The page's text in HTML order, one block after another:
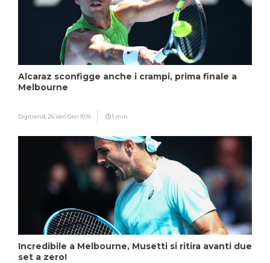
Alcaraz sconfigge anche i crampi, prima finale a
Melbourne
Digitrend, 26 Ven Gen 10:16 1 min
Incredibile a Melbourne, Musetti si ritira avanti due
set a zero!